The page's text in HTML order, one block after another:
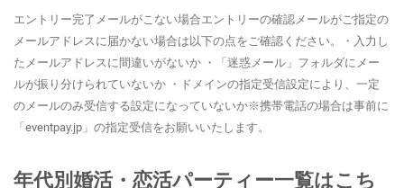
エントリー完了メールがこない場合エントリーの確認メールがご指定の
メールアドレスに届かない場合は以下の点をご確認ください。・入力し
たメールアドレスに間違いがないか ・「迷惑メール」フォルダにメー
ルが振り分けられていないか ・ドメインの指定受信設定により、一定
のメールのみ受信する設定になっていないか※携帯電話の場合は事前に
「eventpay.jp」の指定受信をお願いいたします。
年代別婚活・恋活パーティー一覧はこち